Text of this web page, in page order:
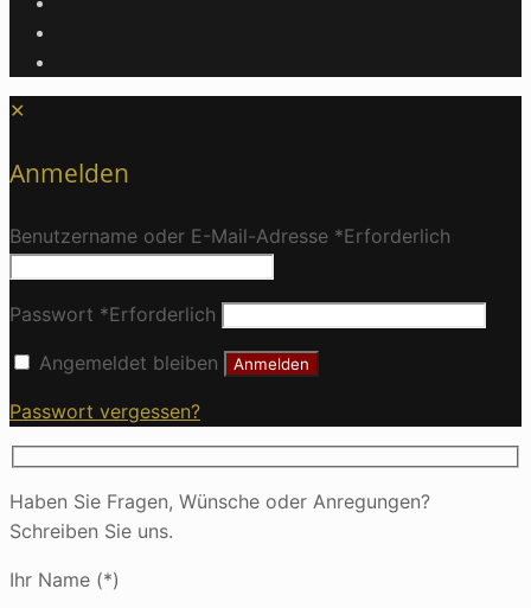
✕
Anmelden
Benutzername oder E-Mail-Adresse *Erforderlich
Passwort *Erforderlich
Angemeldet bleiben Anmelden
Passwort vergessen?
Haben Sie Fragen, Wünsche oder Anregungen?
Schreiben Sie uns.
Ihr Name (*)